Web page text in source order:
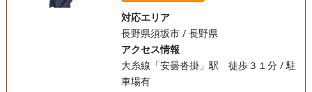
対応エリア
長野県須坂市 / 長野県
アクセス情報
大糸線「安曇沓掛」駅 徒歩３１分 / 駐
車場有